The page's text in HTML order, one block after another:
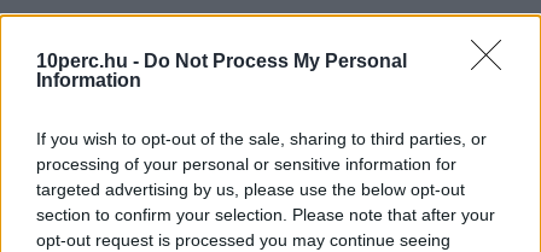
10perc.hu - Do Not Process My Personal
Information
If you wish to opt-out of the sale, sharing to third parties, or
processing of your personal or sensitive information for
targeted advertising by us, please use the below opt-out
section to confirm your selection. Please note that after your
opt-out request is processed you may continue seeing